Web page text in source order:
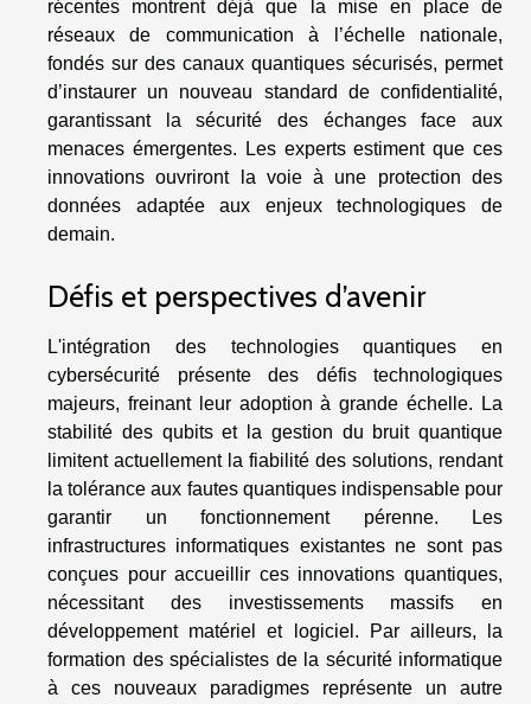
récentes montrent déjà que la mise en place de
réseaux de communication à l’échelle nationale,
fondés sur des canaux quantiques sécurisés, permet
d’instaurer un nouveau standard de confidentialité,
garantissant la sécurité des échanges face aux
menaces émergentes. Les experts estiment que ces
innovations ouvriront la voie à une protection des
données adaptée aux enjeux technologiques de
demain.
Défis et perspectives d’avenir
L'intégration des technologies quantiques en
cybersécurité présente des défis technologiques
majeurs, freinant leur adoption à grande échelle. La
stabilité des qubits et la gestion du bruit quantique
limitent actuellement la fiabilité des solutions, rendant
la tolérance aux fautes quantiques indispensable pour
garantir un fonctionnement pérenne. Les
infrastructures informatiques existantes ne sont pas
conçues pour accueillir ces innovations quantiques,
nécessitant des investissements massifs en
développement matériel et logiciel. Par ailleurs, la
formation des spécialistes de la sécurité informatique
à ces nouveaux paradigmes représente un autre